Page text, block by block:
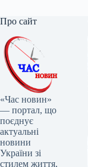
Про сайт
«Час новин»
— портал, що
поєднує
актуальні
новини
України зі
стилем життя,